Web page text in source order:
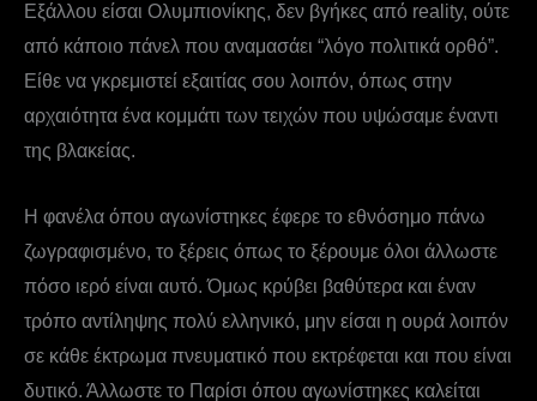
Εξάλλου είσαι Ολυμπιονίκης, δεν βγήκες από reality, ούτε
από κάποιο πάνελ που αναμασάει “λόγο πολιτικά ορθό”.
Είθε να γκρεμιστεί εξαιτίας σου λοιπόν, όπως στην
αρχαιότητα ένα κομμάτι των τειχών που υψώσαμε έναντι
της βλακείας.
Η φανέλα όπου αγωνίστηκες έφερε το εθνόσημο πάνω
ζωγραφισμένο, το ξέρεις όπως το ξέρουμε όλοι άλλωστε
πόσο ιερό είναι αυτό. Όμως κρύβει βαθύτερα και έναν
τρόπο αντίληψης πολύ ελληνικό, μην είσαι η ουρά λοιπόν
σε κάθε έκτρωμα πνευματικό που εκτρέφεται και που είναι
δυτικό. Άλλωστε το Παρίσι όπου αγωνίστηκες καλείται